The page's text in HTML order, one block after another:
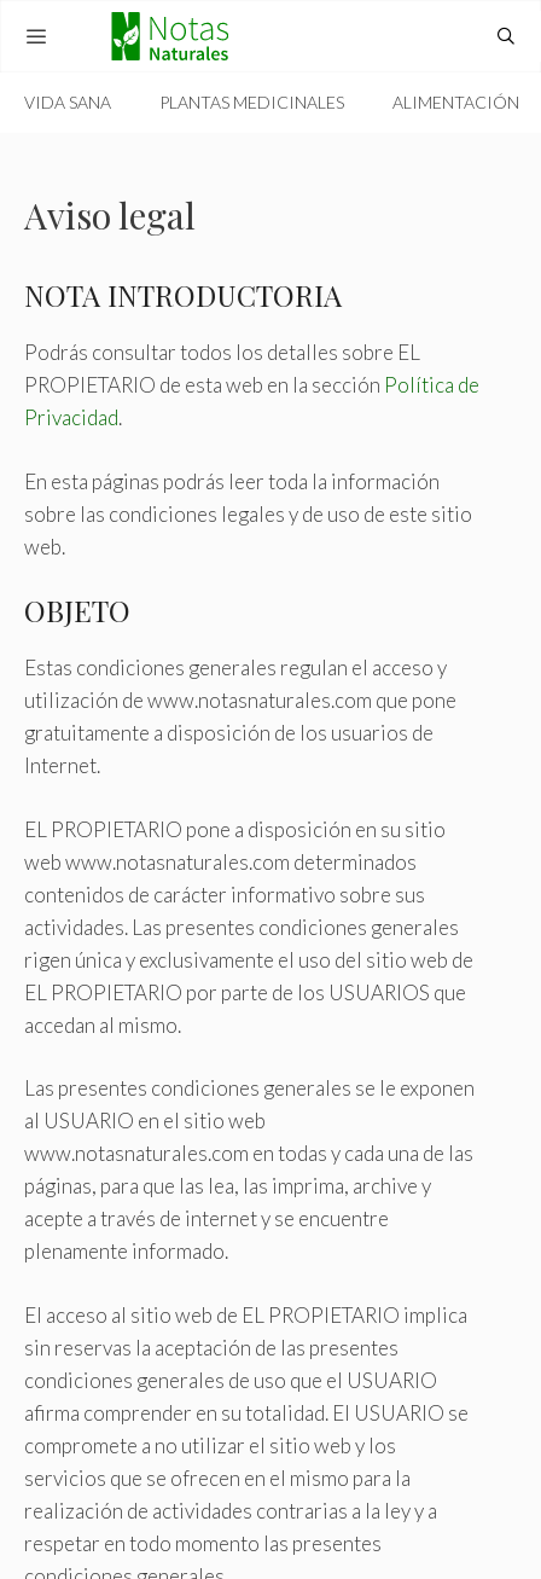
MENU
VIDA SANA PLANTAS MEDICINALES ALIMENTACIÓN
Aviso legal
NOTA INTRODUCTORIA
Podrás consultar todos los detalles sobre EL
PROPIETARIO de esta web en la sección Política de
Privacidad.
En esta páginas podrás leer toda la información
sobre las condiciones legales y de uso de este sitio
web.
OBJETO
Estas condiciones generales regulan el acceso y
utilización de www.notasnaturales.com que pone
gratuitamente a disposición de los usuarios de
Internet.
EL PROPIETARIO pone a disposición en su sitio
web www.notasnaturales.com determinados
contenidos de carácter informativo sobre sus
actividades. Las presentes condiciones generales
rigen única y exclusivamente el uso del sitio web de
EL PROPIETARIO por parte de los USUARIOS que
accedan al mismo.
Las presentes condiciones generales se le exponen
al USUARIO en el sitio web
www.notasnaturales.com en todas y cada una de las
páginas, para que las lea, las imprima, archive y
acepte a través de internet y se encuentre
plenamente informado.
El acceso al sitio web de EL PROPIETARIO implica
sin reservas la aceptación de las presentes
condiciones generales de uso que el USUARIO
afirma comprender en su totalidad. El USUARIO se
compromete a no utilizar el sitio web y los
servicios que se ofrecen en el mismo para la
realización de actividades contrarias a la ley y a
respetar en todo momento las presentes